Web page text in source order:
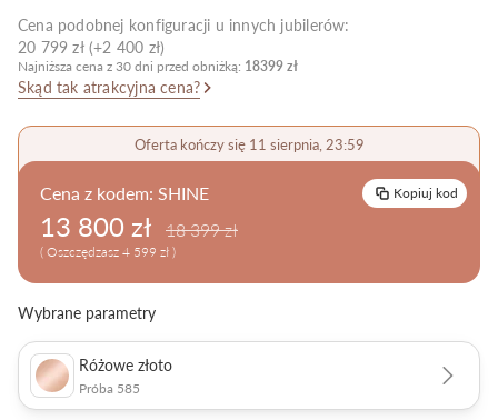
Pielęgnacja biżuterii
Cena podobnej konfiguracji u innych jubilerów:
20 799 zł (+2 400 zł)
Najniższa cena z 30 dni przed obniżką: 18399 zł
Skąd tak atrakcyjna cena?
Oferta kończy się 11 sierpnia, 23:59
Cena z kodem: SHINE Kopiuj kod
13 800 zł 18 399 zł
( Oszczędzasz 4 599 zł )
Wybrane parametry
Różowe złoto
Próba 585